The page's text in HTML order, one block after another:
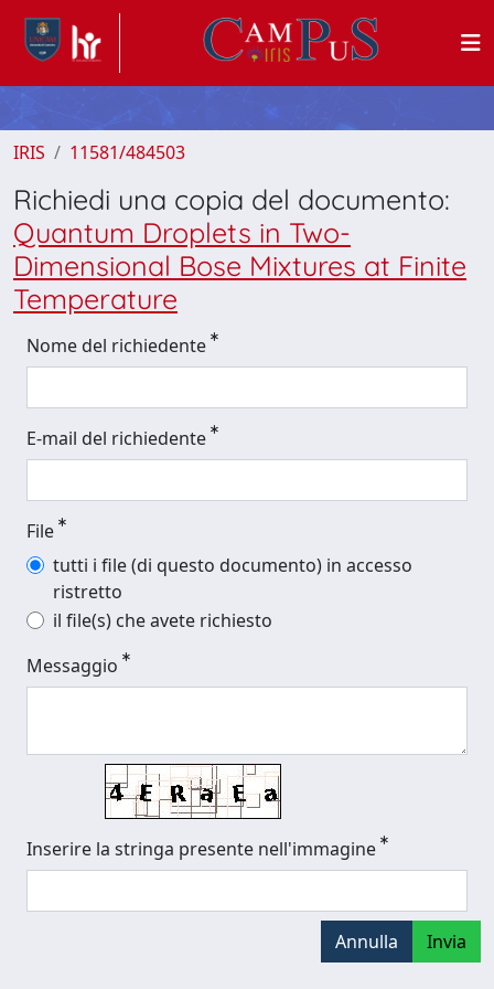
IRIS 11581/484503
Richiedi una copia del documento:
Quantum Droplets in Two-
Dimensional Bose Mixtures at Finite
Temperature
Nome del richiedente
E-mail del richiedente
File
tutti i file (di questo documento) in accesso
ristretto
il file(s) che avete richiesto
Messaggio
Inserire la stringa presente nell'immagine
Annulla Invia